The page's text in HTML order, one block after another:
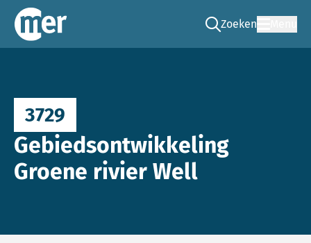
Commissie mer
Zoeken
Ga naar de zoek
3729
Gebiedsontwikkeling
Groene rivier Well